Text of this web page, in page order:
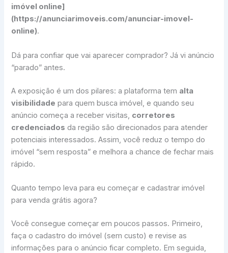
imóvel online]
(https://anunciarimoveis.com/anunciar-imovel-
online).
Dá para confiar que vai aparecer comprador? Já vi anúncio
“parado” antes.
A exposição é um dos pilares: a plataforma tem alta
visibilidade para quem busca imóvel, e quando seu
anúncio começa a receber visitas, corretores
credenciados da região são direcionados para atender
potenciais interessados. Assim, você reduz o tempo do
imóvel “sem resposta” e melhora a chance de fechar mais
rápido.
Quanto tempo leva para eu começar e cadastrar imóvel
para venda grátis agora?
Você consegue começar em poucos passos. Primeiro,
faça o cadastro do imóvel (sem custo) e revise as
informações para o anúncio ficar completo. Em seguida,